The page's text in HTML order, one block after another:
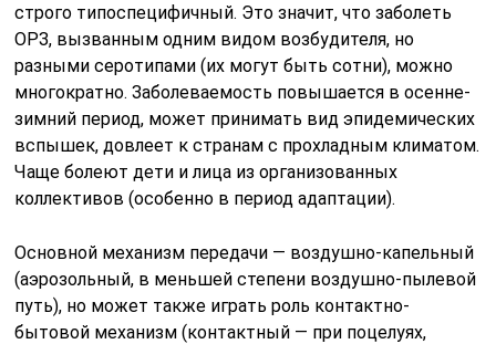
строго типоспецифичный. Это значит, что заболеть
ОРЗ, вызванным одним видом возбудителя, но
разными серотипами (их могут быть сотни), можно
многократно. Заболеваемость повышается в осенне-
зимний период, может принимать вид эпидемических
вспышек, довлеет к странам с прохладным климатом.
Чаще болеют дети и лица из организованных
коллективов (особенно в период адаптации).
Основной механизм передачи — воздушно-капельный
(аэрозольный, в меньшей степени воздушно-пылевой
путь), но может также играть роль контактно-
бытовой механизм (контактный — при поцелуях,